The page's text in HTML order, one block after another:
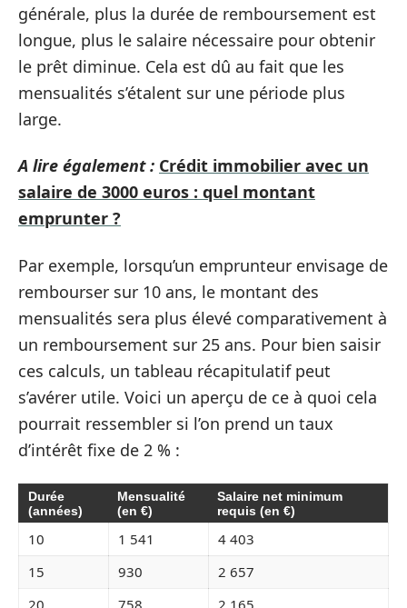
générale, plus la durée de remboursement est
longue, plus le salaire nécessaire pour obtenir
le prêt diminue. Cela est dû au fait que les
mensualités s’étalent sur une période plus
large.
A lire également : Crédit immobilier avec un
salaire de 3000 euros : quel montant
emprunter ?
Par exemple, lorsqu’un emprunteur envisage de
rembourser sur 10 ans, le montant des
mensualités sera plus élevé comparativement à
un remboursement sur 25 ans. Pour bien saisir
ces calculs, un tableau récapitulatif peut
s’avérer utile. Voici un aperçu de ce à quoi cela
pourrait ressembler si l’on prend un taux
d’intérêt fixe de 2 % :
Durée
(années)
Mensualité
(en €)
Salaire net minimum
requis (en €)
10 1 541
4 403
15
930
2 657
20
758 2 165